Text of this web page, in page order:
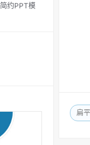
扁
简约PPT模